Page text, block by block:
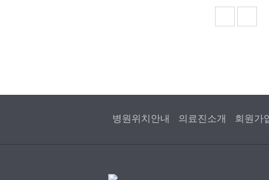
병원위치안내 의료진소개 회원가